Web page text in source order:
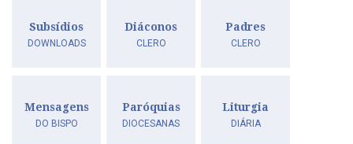
Subsídios
DOWNLOADS
Diáconos
CLERO
Padres
CLERO
Mensagens
DO BISPO
Paróquias
DIOCESANAS
Liturgia
DIÁRIA